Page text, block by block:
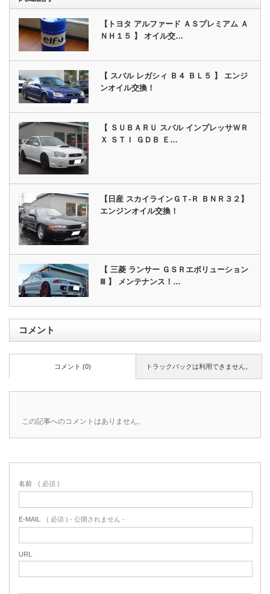
【トヨタ アルファード ＡＳプレミアム Ａ
ＮＨ１５ 】 オイル交…
【 スバル レガシィ Ｂ４ ＢＬ５ 】 エンジ
ンオイル交換！
【 ＳＵＢＡＲＵ スバル インプレッサＷＲ
Ｘ ＳＴＩ ＧＤＢ Ｅ…
【日産 スカイラインＧＴ‐Ｒ ＢＮＲ３２】
エンジンオイル交換！
【 三菱 ランサー ＧＳＲエボリューション
Ⅲ 】 メンテナンス！…
コメント
トラックバックは利用できません。
コメント (0)
この記事へのコメントはありません。
名前 ( 必須 )
E-MAIL ( 必須 ) - 公開されません -
URL